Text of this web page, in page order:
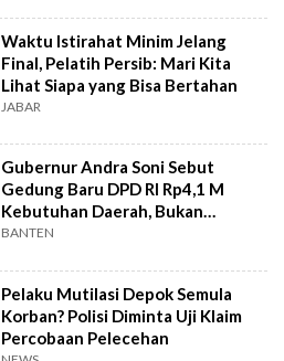
Waktu Istirahat Minim Jelang
Final, Pelatih Persib: Mari Kita
Lihat Siapa yang Bisa Bertahan
JABAR
Gubernur Andra Soni Sebut
Gedung Baru DPD RI Rp4,1 M
Kebutuhan Daerah, Bukan
Senator
BANTEN
Pelaku Mutilasi Depok Semula
Korban? Polisi Diminta Uji Klaim
Percobaan Pelecehan